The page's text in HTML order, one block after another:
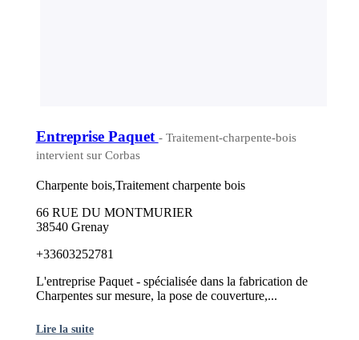
Entreprise Paquet - Traitement-charpente-bois
intervient sur Corbas
Charpente bois,Traitement charpente bois
66 RUE DU MONTMURIER
38540 Grenay
+33603252781
L'entreprise Paquet - spécialisée dans la fabrication de
Charpentes sur mesure, la pose de couverture,...
Lire la suite